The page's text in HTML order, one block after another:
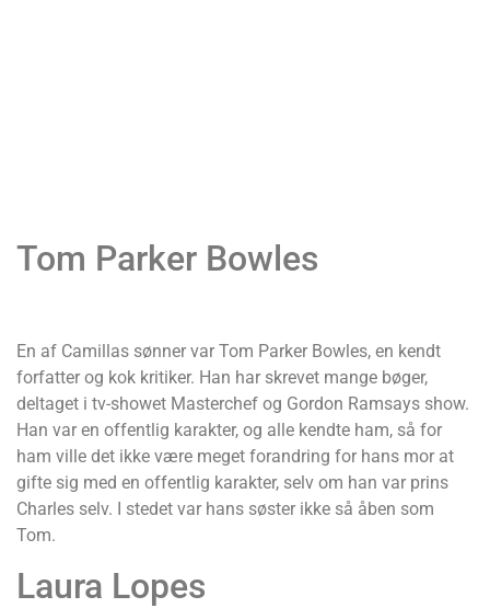
Tom Parker Bowles
En af Camillas sønner var Tom Parker Bowles, en kendt
forfatter og kok kritiker. Han har skrevet mange bøger,
deltaget i tv-showet Masterchef og Gordon Ramsays show.
Han var en offentlig karakter, og alle kendte ham, så for
ham ville det ikke være meget forandring for hans mor at
gifte sig med en offentlig karakter, selv om han var prins
Charles selv. I stedet var hans søster ikke så åben som
Tom.
Laura Lopes